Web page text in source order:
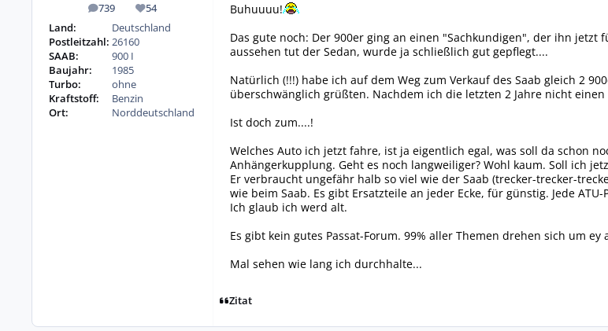
739
Beiträge 54
Reputation
Land:
Deutschland
Postleitzahl: 26160
SAAB:
900 I
Baujahr:
1985
Turbo:
ohne
Kraftstoff:
Benzin
Ort:
Norddeutschland
Buhuuuu!
Das gute noch: Der 900er ging an einen "Sachkundigen", der ihn
aussehen tut der Sedan, wurde ja schließlich gut gepflegt....
Natürlich (!!!) habe ich auf dem Weg zum Verkauf des Saab gleich 2
überschwänglich grüßten. Nachdem ich die letzten 2 Jahre nicht
Ist doch zum....!
Welches Auto ich jetzt fahre, ist ja eigentlich egal, was soll da schon
Anhängerkupplung. Geht es noch langweiliger? Wohl kaum. Soll ich
Er verbraucht ungefähr halb so viel wie der Saab (trecker-trecker-
wie beim Saab. Es gibt Ersatzteile an jeder Ecke, für günstig. Jede
Ich glaub ich werd alt.
Es gibt kein gutes Passat-Forum. 99% aller Themen drehen sich um
Mal sehen wie lang ich durchhalte...
Zitat